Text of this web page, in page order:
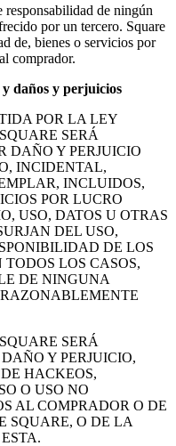
responsabilidad de ningún
por un tercero. Square
de, bienes o servicios por
comprador.
daños y perjuicios
POR LA LEY
SERÁ
DAÑO Y PERJUICIO
INCIDENTAL,
INCLUIDOS,
POR LUCRO
USO, DATOS U OTRAS
DEL USO,
DE LOS
LOS CASOS,
DE NINGUNA
SERÁ
Y PERJUICIO,
HACKEOS,
O USO NO
AL COMPRADOR O DE
SQUARE, O DE LA